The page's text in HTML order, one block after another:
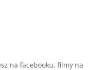
na facebooku, filmy na